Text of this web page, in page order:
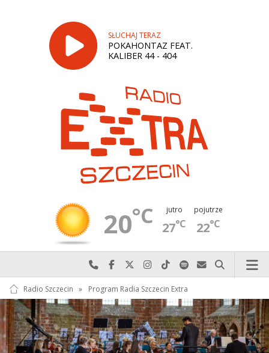
SŁUCHAJ TERAZ
POKAHONTAZ FEAT.
KALIBER 44 - 404
20°C jutro
27°C
pojutrze
22°C
Najlepiej po prostu do nas zadzwoń
Odwiedź nas na Facebook-u
Odwiedź nas na X
Odwiedź nas na Instagram-ie
Odwiedź nas na TikTok-u
Szukaj nas na Spotify
Wyślij do nas
Szukaj
Radio Szczecin » Program Radia Szczecin Extra